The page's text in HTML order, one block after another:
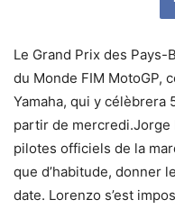
Le Grand Prix des Pays-
du Monde FIM MotoGP,
Yamaha, qui y célèbrera
partir de mercredi.Jorge
pilotes officiels de la
que d’habitude, donner
date. Lorenzo s’est